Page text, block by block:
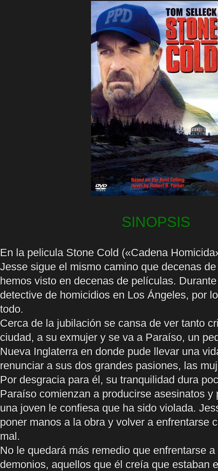
SINOPSIS
En la pelicula Stone Cold («Cadena
Jesse sigue el mismo camino que decenas
hemos visto en decenas de películas.
detective de homicidios en Los Ángeles, por
todo.
Cerca de la jubilación se cansa de ver tanto
ciudad, a su exmujer y se va a Paraíso, un
Nueva Inglaterra en donde pude llevar una
renunciar a sus dos grandes pasiones, las
Por desgracia para él, su tranquilidad dura
Paraíso comienzan a producirse asesinatos y
una joven le confiesa que ha sido violada.
poner manos a la obra y volver a enfrentarse
mal.
No le quedará más remedio que enfrentarse
demonios, aquellos que él creía que estaban